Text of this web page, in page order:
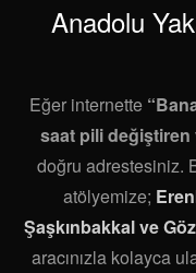
Anadolu
Eğer internette
saat pili değiştiren
doğru adrestesiniz.
atölyemize;
Şaşkınbakkal ve
aracınızla kolayca